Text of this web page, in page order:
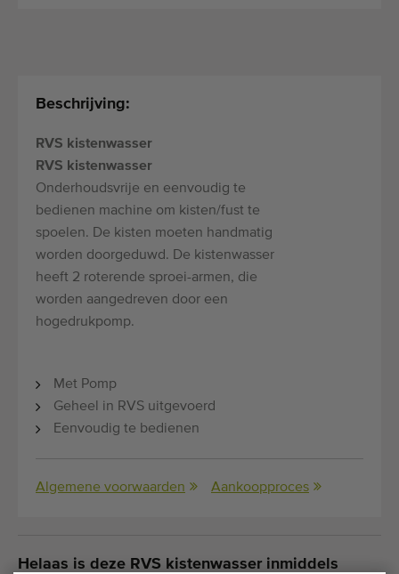
Beschrijving:
RVS kistenwasser
RVS kistenwasser
Onderhoudsvrije en eenvoudig te
bedienen machine om kisten/fust te
spoelen. De kisten moeten handmatig
worden doorgeduwd. De kistenwasser
heeft 2 roterende sproei-armen, die
worden aangedreven door een
hogedrukpomp.
Met Pomp
Geheel in RVS uitgevoerd
Eenvoudig te bedienen
Algemene voorwaarden Aankoopproces
Helaas is deze RVS kistenwasser inmiddels